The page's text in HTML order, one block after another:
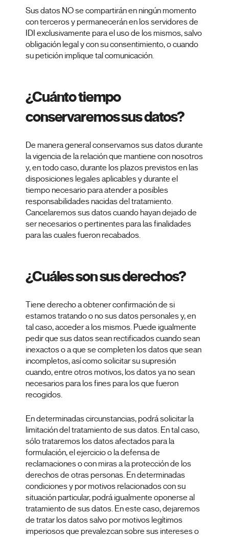
Sus datos NO se compartirán en ningún momento
con terceros y permanecerán en los servidores de
IDI exclusivamente para el uso de los mismos, salvo
obligación legal y con su consentimiento, o cuando
su petición implique tal comunicación.
¿Cuánto tiempo
conservaremos sus datos?
De manera general conservamos sus datos durante
la vigencia de la relación que mantiene con nosotros
y, en todo caso, durante los plazos previstos en las
disposiciones legales aplicables y durante el
tiempo necesario para atender a posibles
responsabilidades nacidas del tratamiento.
Cancelaremos sus datos cuando hayan dejado de
ser necesarios o pertinentes para las finalidades
para las cuales fueron recabados.
¿Cuáles son sus derechos?
Tiene derecho a obtener confirmación de si
estamos tratando o no sus datos personales y, en
tal caso, acceder a los mismos. Puede igualmente
pedir que sus datos sean rectificados cuando sean
inexactos o a que se completen los datos que sean
incompletos, así como solicitar su supresión
cuando, entre otros motivos, los datos ya no sean
necesarios para los fines para los que fueron
recogidos.
En determinadas circunstancias, podrá solicitar la
limitación del tratamiento de sus datos. En tal caso,
sólo trataremos los datos afectados para la
formulación, el ejercicio o la defensa de
reclamaciones o con miras a la protección de los
derechos de otras personas. En determinadas
condiciones y por motivos relacionados con su
situación particular, podrá igualmente oponerse al
tratamiento de sus datos. En este caso, dejaremos
de tratar los datos salvo por motivos legítimos
imperiosos que prevalezcan sobre sus intereses o